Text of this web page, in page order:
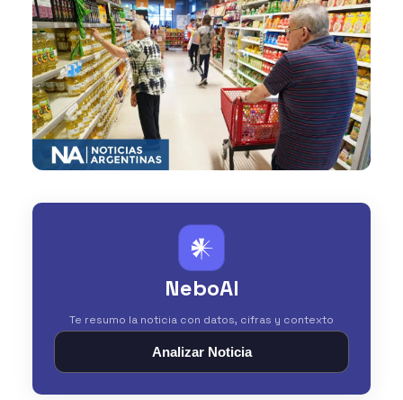
𒀭
NeboAI
Te resumo la noticia con datos, cifras y contexto
Analizar Noticia